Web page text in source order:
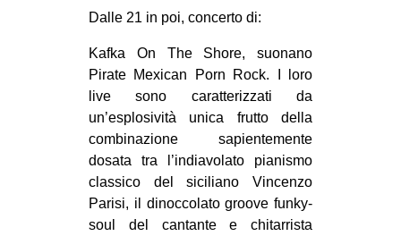
Dalle 21 in poi, concerto di:
Kafka On The Shore, suonano
Pirate Mexican Porn Rock. I loro
live sono caratterizzati da
un’esplosività unica frutto della
combinazione sapientemente
dosata tra l’indiavolato pianismo
classico del siciliano Vincenzo
Parisi, il dinoccolato groove funky-
soul del cantante e chitarrista